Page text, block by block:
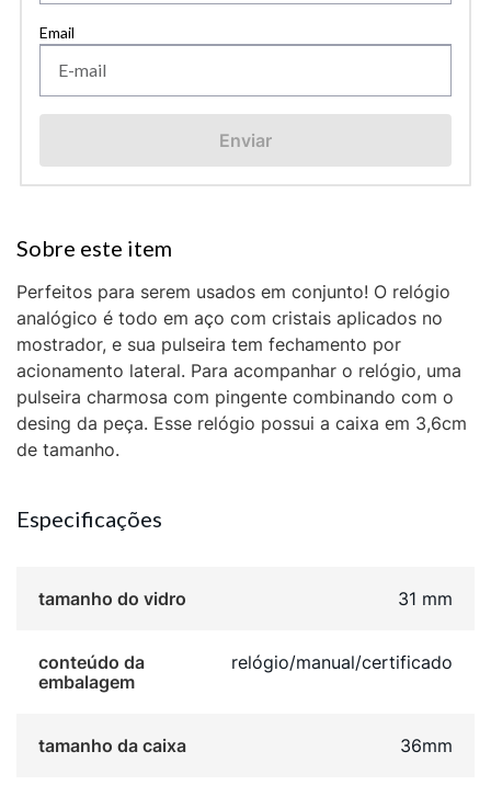
Enviar
Perfeitos para serem usados em conjunto! O relógio
analógico é todo em aço com cristais aplicados no
mostrador, e sua pulseira tem fechamento por
acionamento lateral. Para acompanhar o relógio, uma
pulseira charmosa com pingente combinando com o
desing da peça. Esse relógio possui a caixa em 3,6cm
de tamanho.
Especificações
tamanho do vidro 31 mm
conteúdo da
embalagem
relógio/manual/certificado
tamanho da caixa 36mm